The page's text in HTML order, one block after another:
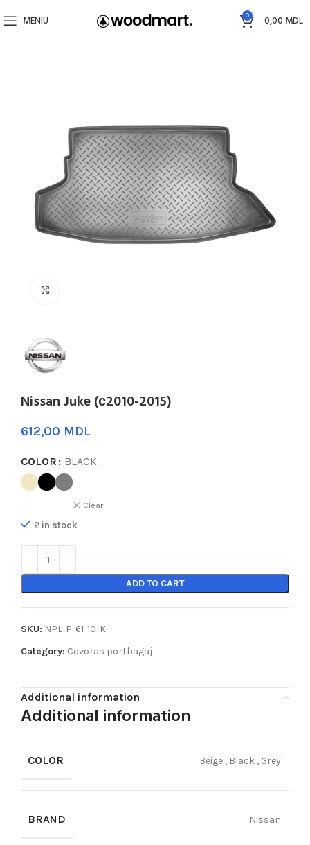
MENIU 0 0,00 MDL
Nissan Juke (с2010-2015)
MDL
COLOR BLACK
Clear
2 in stock
ADD TO CART
SKU: NPL-P-61-10-K
Category: Covoras portbagaj
Additional information
Additional information
COLOR Beige , Black , Grey
BRAND Nissan